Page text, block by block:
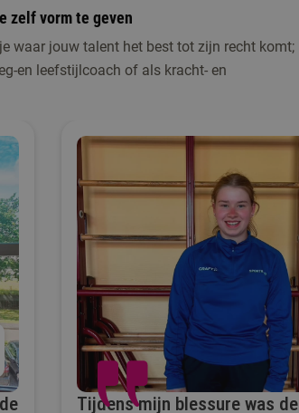
zelf vorm te geven
waar jouw talent het best tot zijn recht komt;
en leefstijlcoach of als kracht- en
Tijdens mijn blessure was de